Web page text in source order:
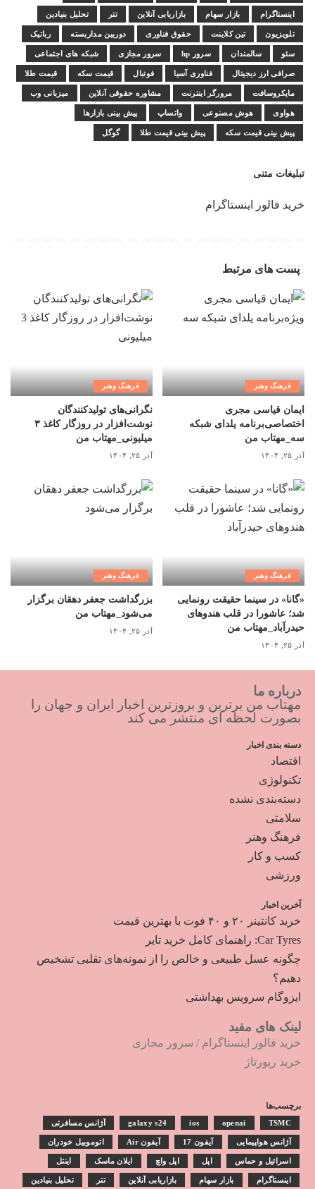
اینستاگرام بازار سهام بازاریابی آنلاین تتر تحلیل بنیادین
تلویزیون تین کلاینت حقوق فناوری دوربین مداربسته رباتیک
سئو سالمندان سرور hp سرور مجازی شبکه های اجتماعی
صرافی ارز دیجیتال فناوری آسیا فوتبال قیمت سکه قیمت طلا
مایکروسافت مرورگر اینترنت مشاوره حقوقی آنلاین میزبانی وب
هواوی هوش مصنوعی واتساپ پیش بینی بازارها
پیش بینی قیمت سکه پیش بینی قیمت طلا گوگل
تبلیغات متنی
خرید فالور اینستاگرام
پست های مرتبط
فرهنگ وهنر
ایمان قیاسی مجری
اختصاصی‌برنامه یلدای شبکه
سه_مهتاب من
آذر ۲۵, ۱۴۰۴
فرهنگ وهنر
نگرانی‌های تولیدکنندگان
نوشت‌افزار در روزگار کاغذ ۳
میلیونی_مهتاب من
آذر ۲۵, ۱۴۰۴
فرهنگ وهنر
«گانا» در سینما حقیقت رونمایی
شد؛ عاشورا در قلب هندوهای
حیدرآباد_مهتاب من
آذر ۲۵, ۱۴۰۴
فرهنگ وهنر
بزرگداشت جعفر دهقان برگزار
می‌شود_مهتاب من
آذر ۲۵, ۱۴۰۴
درباره ما
مهتاب من برترین و بروزترین اخبار ایران و جهان را
بصورت لحظه ای منتشر می کند
دسته بندی اخبار
اقتصاد
تکنولوژی
دسته‌بندی نشده
سلامتی
فرهنگ وهنر
کسب و کار
ورزشی
آخرین اخبار
خرید کانتینر ۲۰ و ۴۰ فوت با بهترین قیمت
Car Tyres: راهنمای کامل خرید تایر
چگونه عسل طبیعی و خالص را از نمونه‌های تقلبی تشخیص
دهیم؟
ایزوگام سرویس بهداشتی
لینک های مفید
خرید فالور اینستاگرام / سرور مجازی
خرید رپورتاژ
برچسب‌ها
galaxy s24 ios openai TSMC آژانس مسافرتی
آژانس هواپیمایی آیفون 17 آیفون Air اتوموبیل خودران
اسرائیل و حماس اپل اپل واچ ایلان ماسک اینتل
اینستاگرام بازار سهام بازاریابی آنلاین تتر تحلیل بنیادین